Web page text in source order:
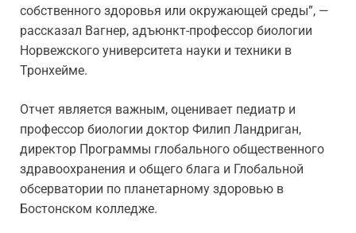
собственного здоровья или окружающей среды”, —
рассказал Вагнер, адъюнкт-профессор биологии
Норвежского университета науки и техники в
Тронхейме.
Отчет является важным, оценивает педиатр и
профессор биологии доктор Филип Ландриган,
директор Программы глобального общественного
здравоохранения и общего блага и Глобальной
обсерватории по планетарному здоровью в
Бостонском колледже.